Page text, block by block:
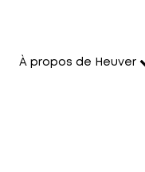
À propos de Heuver